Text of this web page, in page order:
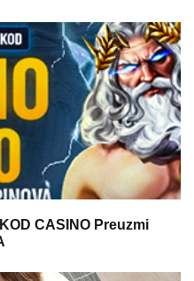
CASINO Preuzmi